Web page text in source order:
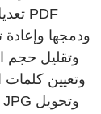
ودمجها
وتعيين كلمات